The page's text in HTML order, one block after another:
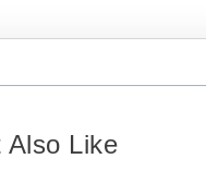
Also Like